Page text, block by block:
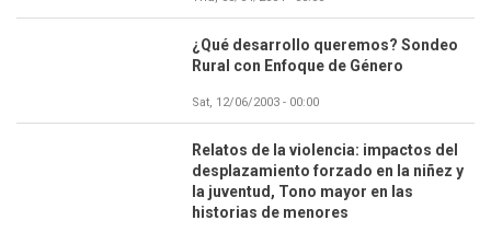
¿Qué desarrollo queremos? Sondeo
Rural con Enfoque de Género
Sat, 12/06/2003 - 00:00
Relatos de la violencia: impactos del
desplazamiento forzado en la niñez y
la juventud, Tono mayor en las
historias de menores